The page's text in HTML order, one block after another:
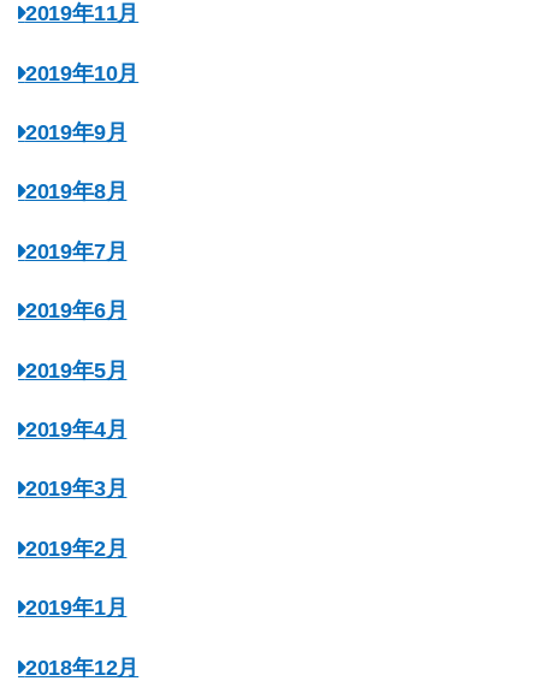
2019年11月
2019年10月
2019年9月
2019年8月
2019年7月
2019年6月
2019年5月
2019年4月
2019年3月
2019年2月
2019年1月
2018年12月